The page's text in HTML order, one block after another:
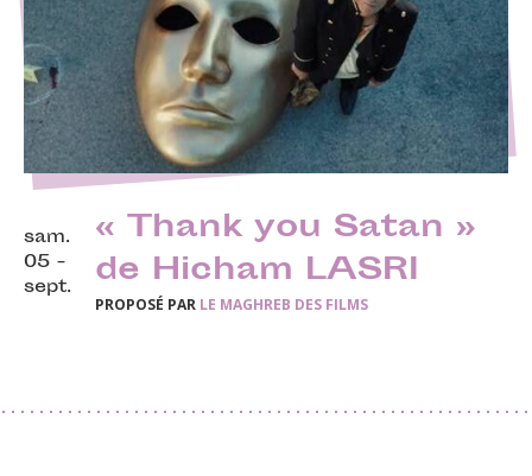
sam.
05 -
sept.
« Thank you Satan »
de Hicham LASRI
PROPOSÉ PAR LE MAGHREB DES FILMS